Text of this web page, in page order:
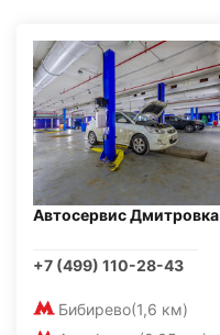
Автосервис Дмитровка
+7 (499) 110-28-43
Бибирево(1,6 км)